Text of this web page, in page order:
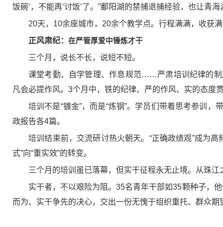
饭碗’，不能再‘讨饭’了。”鄱阳湖的禁捕退捕经验，也让青
20天，10余座城市，20余个教学点。行程满满，收获
正风肃纪： 在严管厚爱中锤炼才干
三个月，说长不长，说短不短。
课堂考勤、自学管理、作息规范……严肃培训纪律的
凡会必提作风。3个月中，铁的纪律、严的作风、实的态度
培训不是“镀金”，而是“炼钢”。学员们带着思考参训
政报告各4篇。
培训结束前，交流研讨热火朝天。“正确政绩观”成为高
式”向“重实效”的转变。
三个月的培训虽已落幕，但实干征程永无止境。从珠
实干者，不以艰险为阻。35名青年干部如35颗种子，他
而为、实干争先的决心，交出一份无愧于组织重托、群众